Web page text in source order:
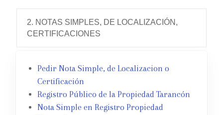
2. NOTAS SIMPLES, DE LOCALIZACIÓN,
CERTIFICACIONES
Pedir Nota Simple, de Localizacion o
Certificación
Registro Público de la Propiedad Tarancón
Nota Simple en Registro Propiedad